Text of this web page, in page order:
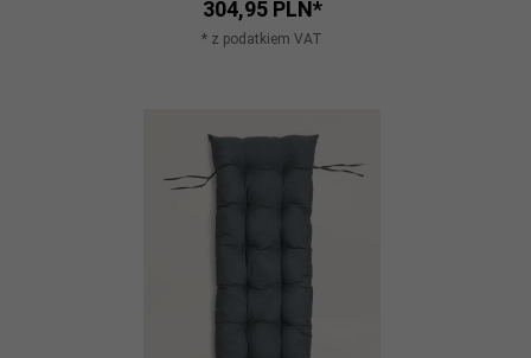
304,95 PLN*
* z podatkiem VAT